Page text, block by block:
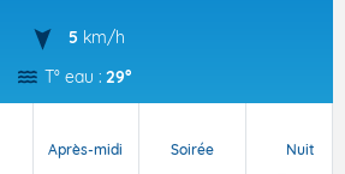
5 km/h
T° eau : 29°
Après-midi Soirée Nuit